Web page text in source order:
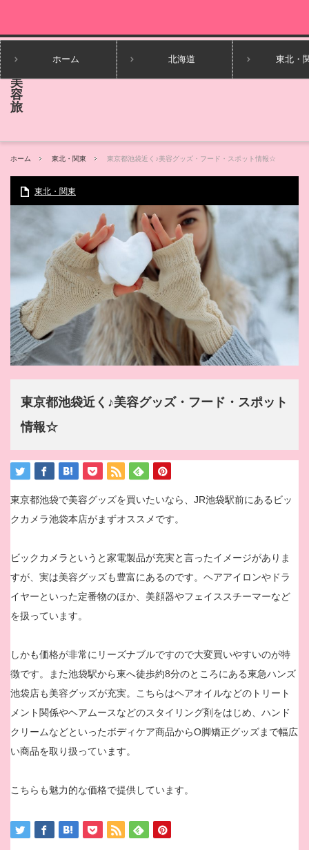
ホーム 北海道 東北・
ホーム 東北・関東 東京都池袋近く♪美容グッズ・フード・スポット情報☆
東北・関東
東京都池袋近く♪美容グッズ・フード・スポット
情報☆
東京都池袋で美容グッズを買いたいなら、JR池袋駅前にあるビッ
クカメラ池袋本店がまずオススメです。
ビックカメラというと家電製品が充実と言ったイメージがありま
すが、実は美容グッズも豊富にあるのです。ヘアアイロンやドラ
イヤーといった定番物のほか、美顔器やフェイススチーマーなど
を扱っています。
しかも価格が非常にリーズナブルですので大変買いやすいのが特
徴です。また池袋駅から東へ徒歩約8分のところにある東急ハンズ
池袋店も美容グッズが充実。こちらはヘアオイルなどのトリート
メント関係やヘアムースなどのスタイリング剤をはじめ、ハンド
クリームなどといったボディケア商品からO脚矯正グッズまで幅広
い商品を取り扱っています。
こちらも魅力的な価格で提供しています。